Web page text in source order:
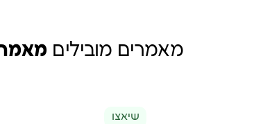
מאמרים מובילים
שיאצו